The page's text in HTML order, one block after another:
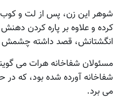
شوهر این زن، پس از لت و کوب
کرده و علاوه بر پاره کردن
انگشتانش، قصد داشته چشمش
مسئولان شفاخانه هرات می
شفاخانه آورده شده بود، که
می برد.